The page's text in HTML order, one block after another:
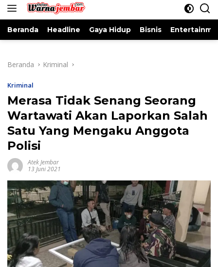
konten
Beranda Headline Gaya Hidup Bisnis
Beranda Kriminal
Kriminal
Merasa Tidak Senang Seorang
Wartawati Akan Laporkan Salah
Satu Yang Mengaku Anggota
Polisi
Atek Jembar
13 Juni 2021